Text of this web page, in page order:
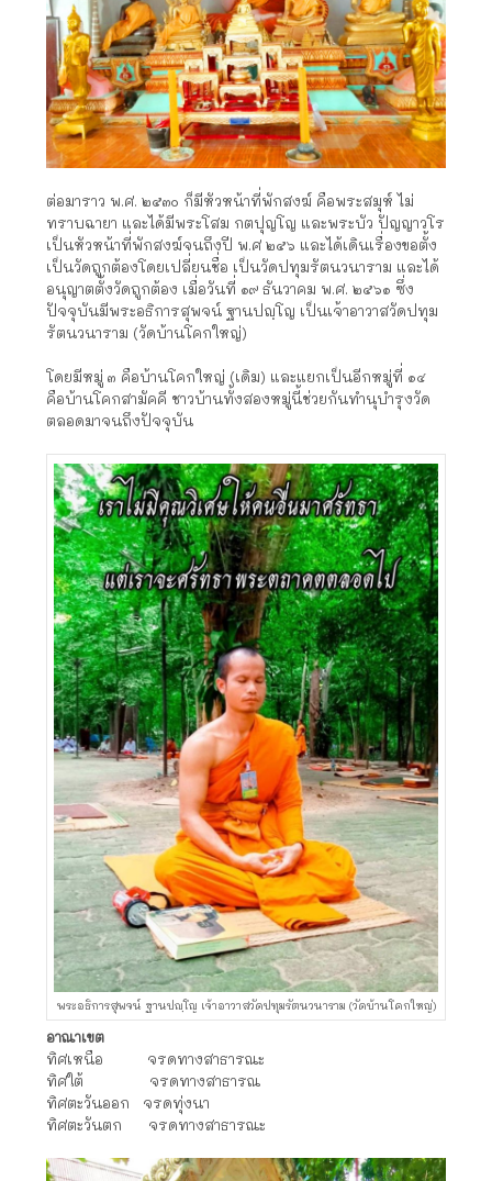
ต่อมาราว พ.ศ. ๒๕๓๐ ก็มีหัวหน้าที่พักสงฆ์ คือพระสมุห์ ไม่
ทราบฉายา และได้มีพระโสม กตปุญโญ และพระบัว ปัญญาวโร
เป็นหัวหน้าที่พักสงฆ์จนถึงปี พ.ศ ๒๕๖ และได้เดินเรื่องขอตั้ง
เป็นวัดถูกต้องโดยเปลี่ยนชื่อ เป็นวัดปทุมรัตนวนาราม และได้
อนุญาตตั้งวัดถูกต้อง เมื่อวันที่ ๑๙ ธันวาคม พ.ศ. ๒๕๖๑ ซึ่ง
ปัจจุบันมีพระอธิการสุพจน์ ฐานปญฺโญ เป็นเจ้าอาวาสวัดปทุม
รัตนวนาราม (วัดบ้านโคกใหญ่)
โดยมีหมู่ ๓ คือบ้านโคกใหญ่ (เดิม) และแยกเป็นอีกหมู่ที่ ๑๔
คือบ้านโคกสามัคคี ชาวบ้านทั้งสองหมู่นี้ช่วยกันทำนุบำรุงวัด
ตลอดมาจนถึงปัจจุบัน
พระอธิการสุพจน์ ฐานปญฺโญ เจ้าอาวาสวัดปทุมรัตนวนาราม (วัดบ้านโคกใหญ่)
อาณาเขต
ทิศเหนือ จรดทางสาธารณะ
ทิศใต้ จรดทางสาธารณ
ทิศตะวันออก จรดทุ่งนา
ทิศตะวันตก จรดทางสาธารณะ